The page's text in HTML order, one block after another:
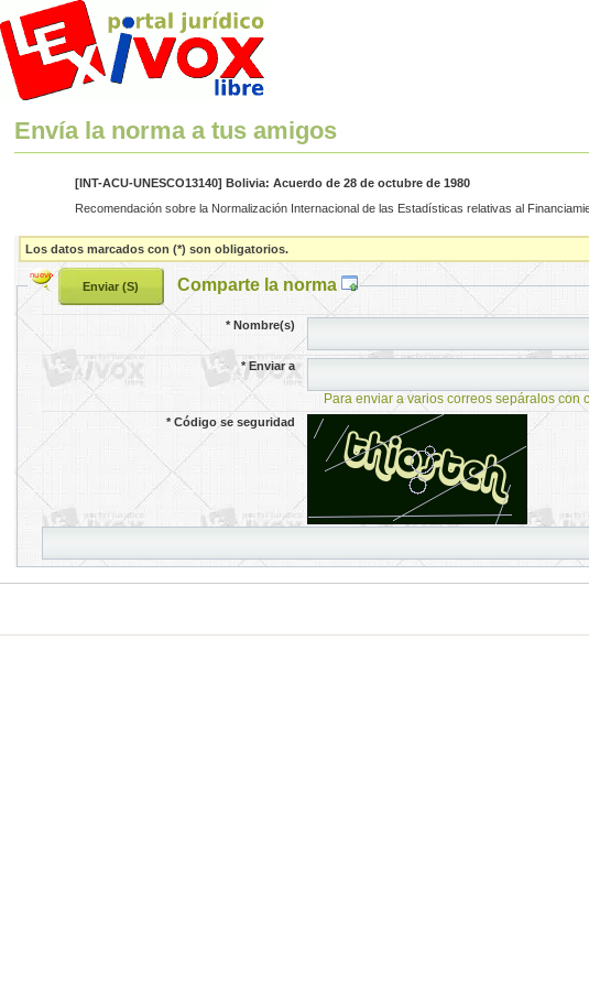
Envía la norma a tus amigos
[INT-ACU-UNESCO13140] Bolivia: Acuerdo de 28 de octubre de 1980
Recomendación sobre la Normalización Internacional de las Estadísticas relativas al
Los datos marcados con (*) son obligatorios.
Comparte la norma
*Nombre(s)
*Enviar a
Para enviar a varios correos sepáralos con
*Código se seguridad